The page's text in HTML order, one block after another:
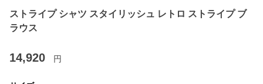
ストライプ シャツ スタイリッシュ レトロ ストライプ ブ
ラウス
14,920 円